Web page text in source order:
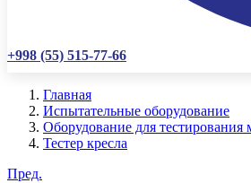
+998 (55) 515-77-66
Главная
Испытательные оборудование
Оборудование для тестирования
Тестер кресла
Пред.